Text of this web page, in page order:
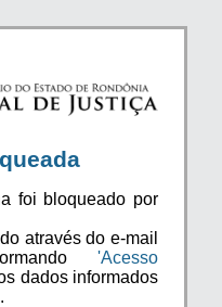
foi bloqueado por
através do e-mail
'Acesso
dados informados